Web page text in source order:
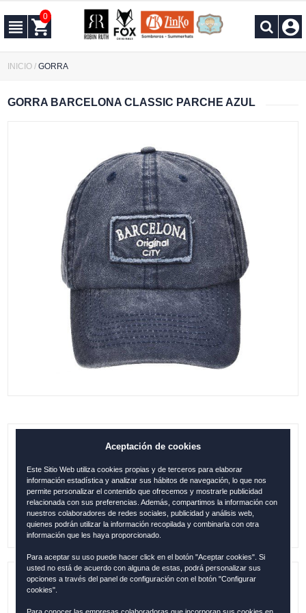
0
INICIO /GORRA
GORRA BARCELONA CLASSIC PARCHE AZUL
GORRA BARCELONA CLASSIC PARCHE
AZUL
0.00€
Referencia:
Aceptación de cookies
Este Sitio Web utiliza cookies propias y de terceros para elaborar
información estadística y analizar sus hábitos de navegación, lo que nos
permite personalizar el contenido que ofrecemos y mostrarle publicidad
relacionada con sus preferencias. Además, compartimos la información con
nuestros colaboradores de redes sociales, publicidad y análisis web,
quienes podrán utilizar la información recopilada y combinarla con otra
información que les haya proporcionado.
Para aceptar su uso puede hacer click en el botón "Aceptar cookies". Si
usted no está de acuerdo con alguna de estas, podrá personalizar sus
opciones a través del panel de configuración con el botón "Configurar
cookies".